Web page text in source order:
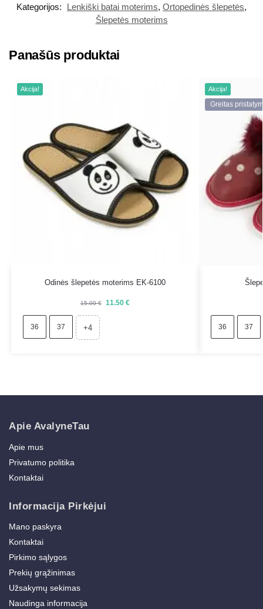
Kategorijos:
Lenkiški batai moterims, Ortopedinės šlepetės,
Šlepetės moterims
Panašūs produktai
Akcija!
Odinės šlepetės moterims EK-6100
15.00€ 11.50 €
36 37 +4
Akcija!
Greitas
36 37
Apie AvalyneTau
Apie mus
Privatumo politika
Kontaktai
Informacija Pirkėjui
Mano paskyra
Kontaktai
Pirkimo sąlygos
Prekių grąžinimas
Užsakymų sekimas
Naudinga informacija